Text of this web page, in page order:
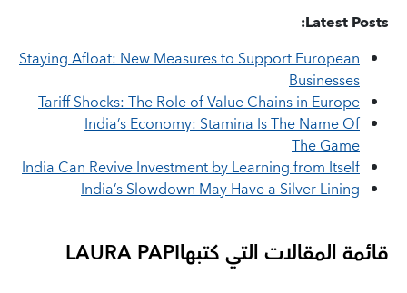
Latest Posts:
Staying Afloat: New Measures to Support European
Businesses
TariffShocks:The Role ofValueChainsinEurope
India’s Economy: Stamina Is The Name Of
The Game
India Can Revive Investment by Learning from Itself
India’s Slowdown May Have a Silver Lining
قائمة المقالات التي كتبهاLAURA PAPI